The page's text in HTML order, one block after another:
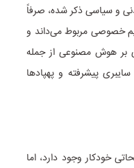
مدنی و سیاسی ذکر شده، صرفاً
خصوصی مربوط می‌داند و
بر هوش مصنوعی از جمله
پیشرفته و پهپادها
خودکار وجود دارد، اما